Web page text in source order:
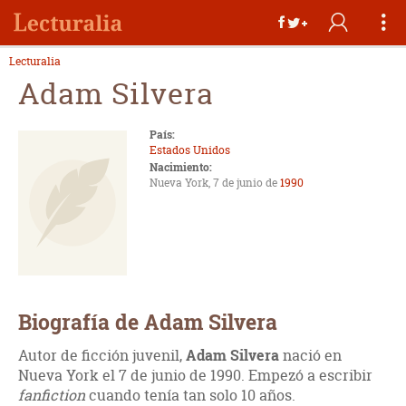
Lecturalia
Adam Silvera
País:
Estados Unidos
Nacimiento:
Nueva York, 7 de junio de1990
Biografía de Adam Silvera
Autor de ficción juvenil,Adam Silveranació en
Nueva York el 7 de junio de 1990. Empezó a escribir
fanfictioncuando tenía tan solo 10 años.